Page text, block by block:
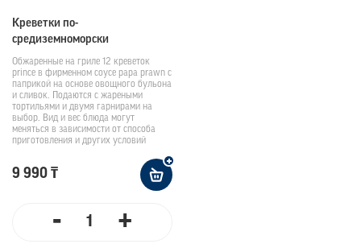
Креветки по-
средиземноморски
Обжаренные на гриле 12 креветок
prince в фирменном соусе papa prawn с
паприкой на основе овощного бульона
и сливок. Подаются с жареными
тортильями и двумя гарнирами на
выбор. Вид и вес блюда могут
меняться в зависимости от способа
приготовления и других условий
9 990 ₸
- +